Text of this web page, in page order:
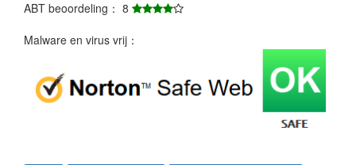
ABT beoordeling： 8
Malware en virus vrij：